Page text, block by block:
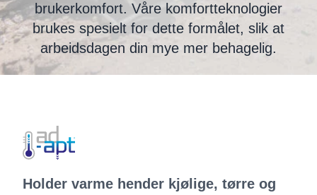
brukerkomfort. Våre komfortteknologier
brukes spesielt for dette formålet, slik at
arbeidsdagen din mye mer behagelig.
Holder varme hender kjølige, tørre og